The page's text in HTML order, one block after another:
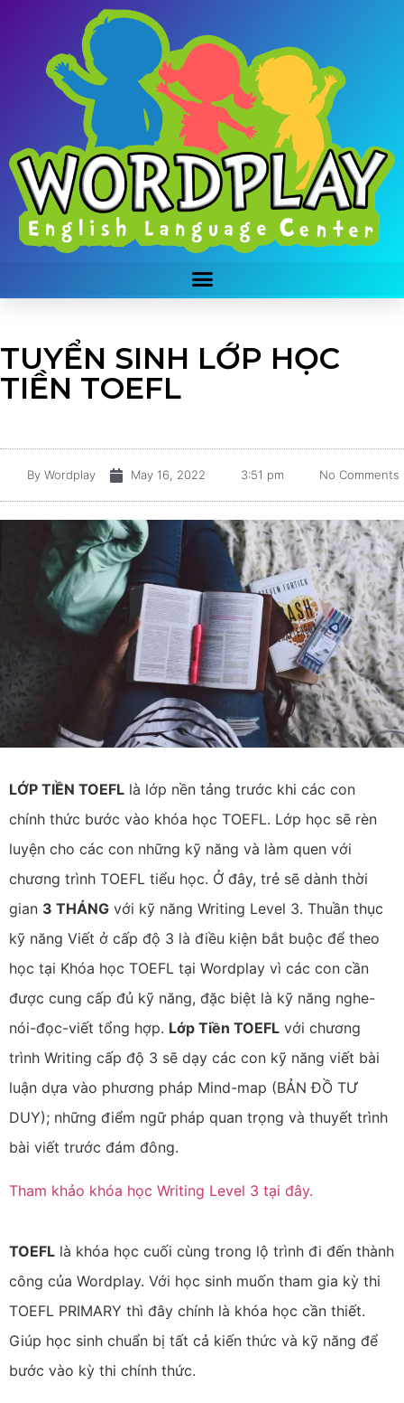
TUYỂN SINH LỚP HỌC
TIỀN TOEFL
ByWordplay May 16, 2022 3:51 pm No Comments
LỚP TIỀN TOEFL là lớp nền tảng trước khi các con
chính thức bước vào khóa học TOEFL. Lớp học sẽ rèn
luyện cho các con những kỹ năng và làm quen với
chương trình TOEFL tiểu học. Ở đây, trẻ sẽ dành thời
gian 3 THÁNG với kỹ năng Writing Level 3. Thuần thục
kỹ năng Viết ở cấp độ 3 là điều kiện bắt buộc để theo
học tại Khóa học TOEFL tại Wordplay vì các con cần
được cung cấp đủ kỹ năng, đặc biệt là kỹ năng nghe-
nói-đọc-viết tổng hợp. Lớp Tiền TOEFL với chương
trình Writing cấp độ 3 sẽ dạy các con kỹ năng viết bài
luận dựa vào phương pháp Mind-map (BẢN ĐỒ TƯ
DUY); những điểm ngữ pháp quan trọng và thuyết trình
bài viết trước đám đông.
Tham khảo khóa học Writing Level 3 tại đây.
TOEFL là khóa học cuối cùng trong lộ trình đi đến thành
công của Wordplay. Với học sinh muốn tham gia kỳ thi
TOEFL PRIMARY thì đây chính là khóa học cần thiết.
Giúp học sinh chuẩn bị tất cả kiến thức và kỹ năng để
bước vào kỳ thi chính thức.